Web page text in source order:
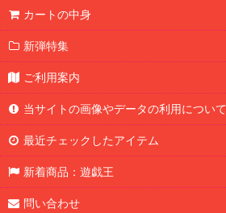
カートの中身
新弾特集
ご利用案内
当サイトの画像やデータの利用について
最近チェックしたアイテム
新着商品：遊戯王
問い合わせ